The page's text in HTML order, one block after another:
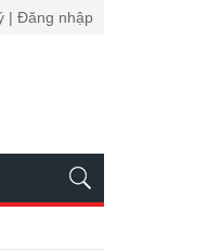
| Đăng nhập